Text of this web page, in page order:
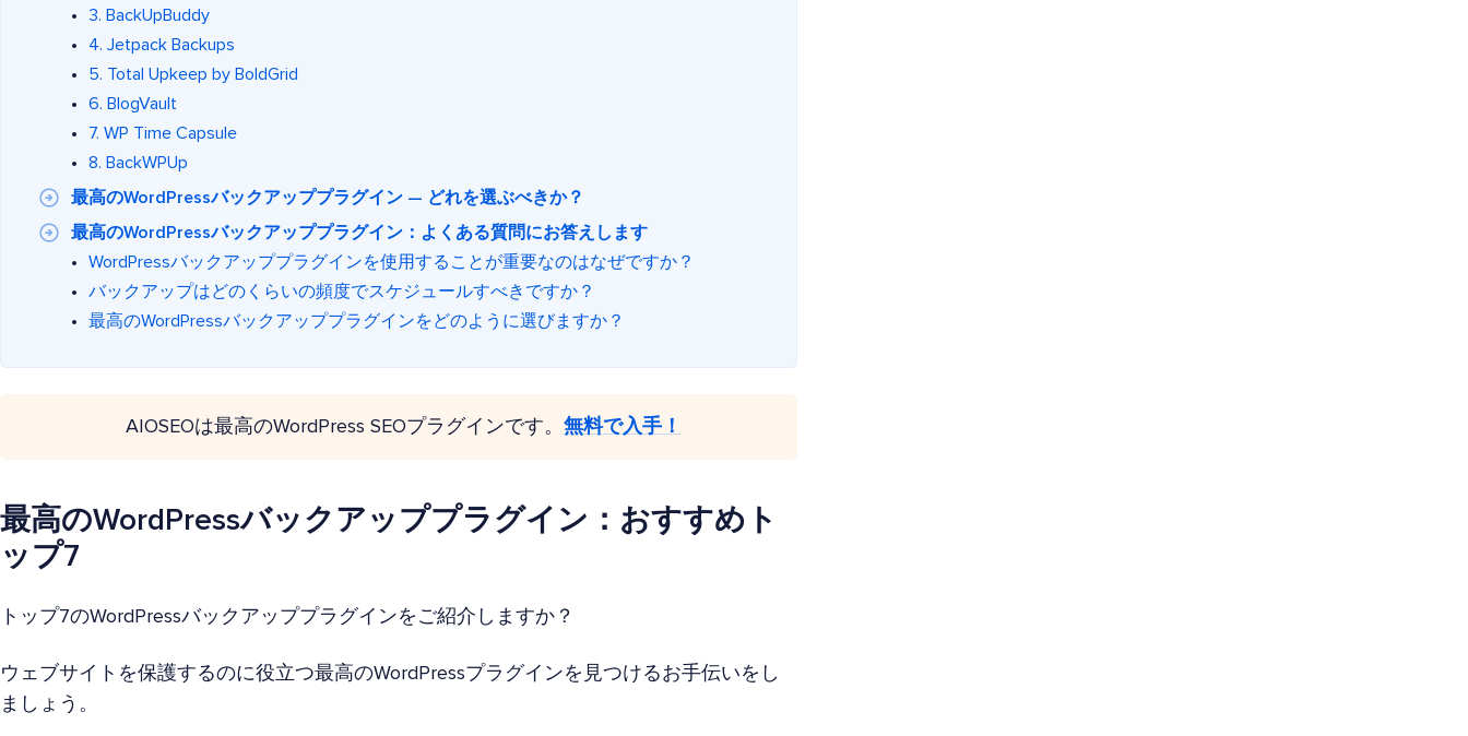
3. BackUpBuddy
4. Jetpack Backups
5. Total Upkeep by BoldGrid
6. BlogVault
7. WP Time Capsule
8. BackWPUp
最高のWordPressバックアッププラグイン — どれを選ぶべきか？
最高のWordPressバックアッププラグイン：よくある質問にお答えします
WordPressバックアッププラグインを使用することが重要なのはなぜですか？
バックアップはどのくらいの頻度でスケジュールすべきですか？
最高のWordPressバックアッププラグインをどのように選びますか？
AIOSEOは最高のWordPress SEOプラグインです。 無料で入手！
最高のWordPressバックアッププラグイン：おすすめト
ップ7
トップ7のWordPressバックアッププラグインをご紹介しますか？
ウェブサイトを保護するのに役立つ最高のWordPressプラグインを見つけるお手伝いをし
ましょう。